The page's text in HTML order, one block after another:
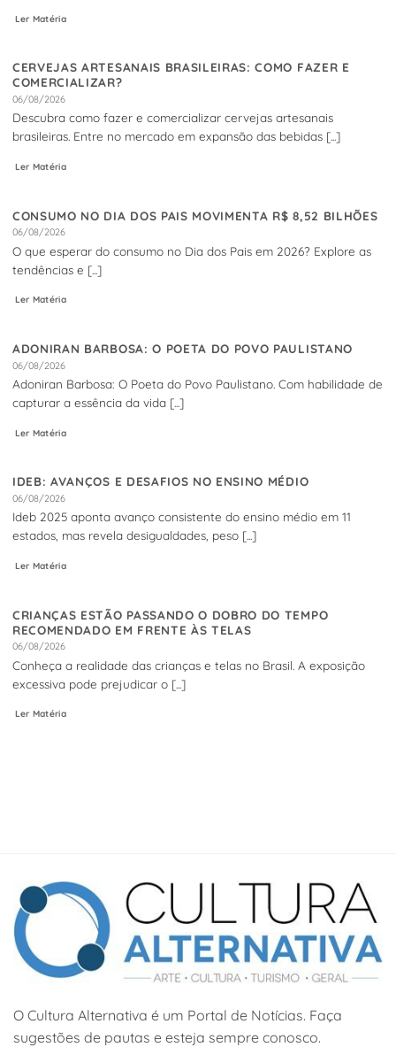
Ler Matéria
CERVEJAS ARTESANAIS BRASILEIRAS: COMO FAZER E
COMERCIALIZAR?
06/08/2026
Descubra como fazer e comercializar cervejas artesanais
brasileiras. Entre no mercado em expansão das bebidas [...]
Ler Matéria
CONSUMO NO DIA DOS PAIS MOVIMENTA R$ 8,52 BILHÕES
06/08/2026
O que esperar do consumo no Dia dos Pais em 2026? Explore as
tendências e [...]
Ler Matéria
ADONIRAN BARBOSA: O POETA DO POVO PAULISTANO
06/08/2026
Adoniran Barbosa: O Poeta do Povo Paulistano. Com habilidade de
capturar a essência da vida [...]
Ler Matéria
IDEB: AVANÇOS E DESAFIOS NO ENSINO MÉDIO
06/08/2026
Ideb 2025 aponta avanço consistente do ensino médio em 11
estados, mas revela desigualdades, peso [...]
Ler Matéria
CRIANÇAS ESTÃO PASSANDO O DOBRO DO TEMPO
RECOMENDADO EM FRENTE ÀS TELAS
06/08/2026
Conheça a realidade das crianças e telas no Brasil. A exposição
excessiva pode prejudicar o [...]
Ler Matéria
O Cultura Alternativa é um Portal de Notícias. Faça
sugestões de pautas e esteja sempre conosco.